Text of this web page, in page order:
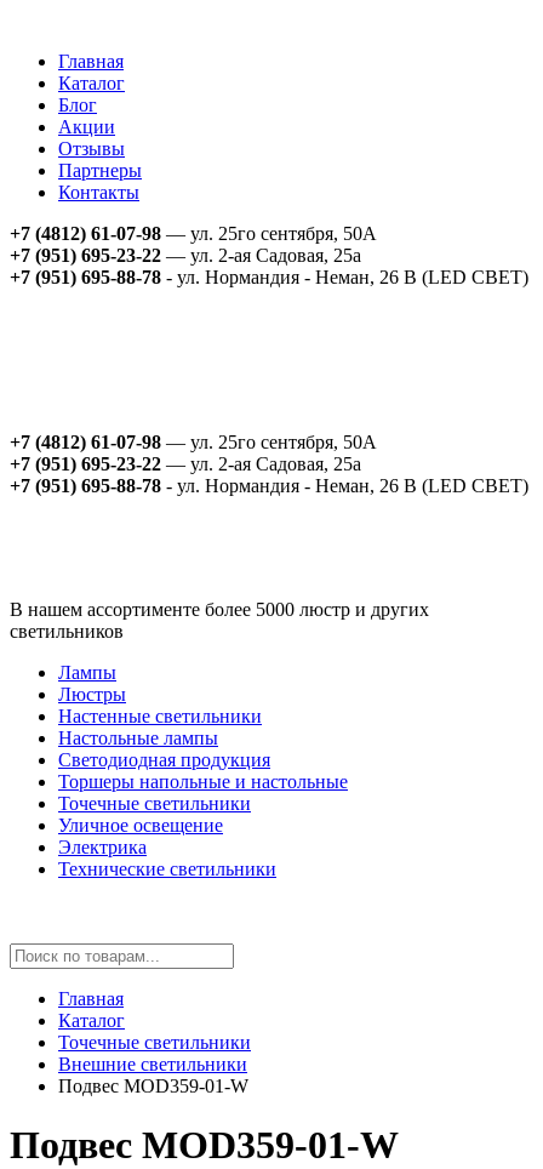
Главная
Каталог
Блог
Акции
Отзывы
Партнеры
Контакты
+7 (4812) 61-07-98 — ул. 25го сентября, 50А
+7 (951) 695-23-22 — ул. 2-ая Садовая, 25а
+7 (951) 695-88-78 - ул. Нормандия - Неман, 26 В (LED СВЕТ)
+7 (4812) 61-07-98 — ул. 25го сентября, 50А
+7 (951) 695-23-22 — ул. 2-ая Садовая, 25а
+7 (951) 695-88-78 - ул. Нормандия - Неман, 26 В (LED СВЕТ)
В нашем ассортименте более 5000 люстр и других
светильников
Лампы
Люстры
Настенные светильники
Настольные лампы
Светодиодная продукция
Торшеры напольные и настольные
Точечные светильники
Уличное освещение
Электрика
Технические светильники
Главная
Каталог
Точечные светильники
Внешние светильники
Подвес MOD359-01-W
Подвес MOD359-01-W